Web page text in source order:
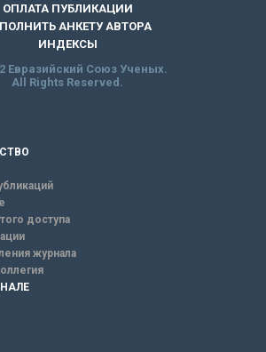
ОПЛАТА ПУБЛИКАЦИИ
АНКЕТУ АВТОРА
ИНДЕКСЫ
Евразийский Союз Ученых.
All Rights Reserved.
доступа
журнала